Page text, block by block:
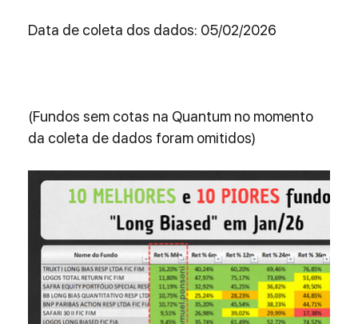
Data de coleta dos dados: 05/02/2026
(Fundos sem cotas na Quantum no momento
da coleta de dados foram omitidos)